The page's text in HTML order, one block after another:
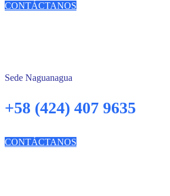
CONTÁCTANOS
Sede Naguanagua
+58 (424) 407 9635
CONTÁCTANOS